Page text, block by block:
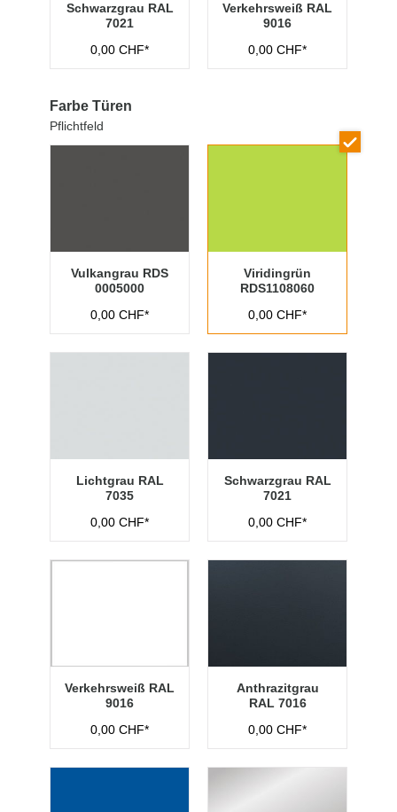
Schwarzgrau RAL
7021
0,00 CHF*
Verkehrsweiß RAL
9016
0,00 CHF*
Farbe Türen
Pflichtfeld
Vulkangrau RDS
0005000
0,00 CHF*
Viridingrün
RDS1108060
0,00 CHF*
Lichtgrau RAL
7035
0,00 CHF*
Schwarzgrau RAL
7021
0,00 CHF*
Verkehrsweiß RAL
9016
0,00 CHF*
Anthrazitgrau
RAL 7016
0,00 CHF*